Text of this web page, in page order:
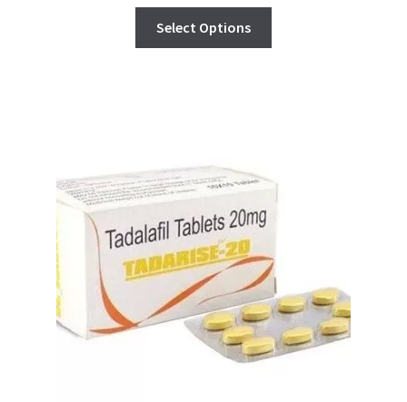
Select Options